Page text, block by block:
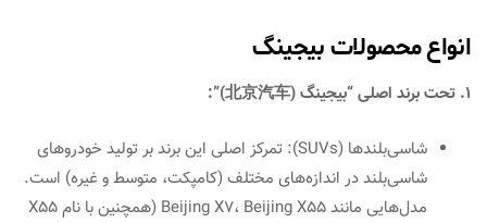
انواع محصولات بیجینگ
1. تحت برند اصلی “بیجینگ (北京汽车)”:
شاسی‌بلندها (SUVs): تمرکز اصلی این برند بر تولید خودروهای
شاسی‌بلند در اندازه‌های مختلف (کامپکت، متوسط و غیره) است.
مدل‌هایی مانند Beijing X7، Beijing X55 (همچنین با نام X55